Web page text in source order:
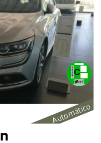
Automático